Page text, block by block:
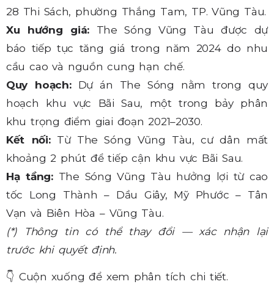
28 Thi Sách, phường Thắng Tam, TP. Vũng Tàu.
Xu hướng giá:
The Sóng Vũng Tàu được dự
báo tiếp tục tăng giá trong năm 2024 do nhu
cầu cao và nguồn cung hạn chế.
Quy hoạch:
Dự án The Sóng nằm trong quy
hoạch khu vực Bãi Sau, một trong bảy phân
khu trọng điểm giai đoạn 2021–2030.
Kết nối: Từ The Sóng Vũng Tàu, cư dân mất
khoảng 2 phút để tiếp cận khu vực Bãi Sau.
Hạ tầng: The Sóng Vũng Tàu hưởng lợi từ cao
tốc Long Thành – Dầu Giây, Mỹ Phước – Tân
Vạn và Biên Hòa – Vũng Tàu.
(*) Thông tin có thể thay đổi — xác nhận lại
trước khi quyết định.
👇 Cuộn xuống để xem phân tích chi tiết.